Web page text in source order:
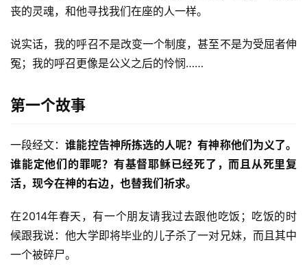
丧的灵魂，和他寻找我们在座的人一样。
说实话，我的呼召不是改变一个制度，甚至不是为受屈者伸
冤；我的呼召更像是公义之后的怜悯……
第一个故事
一段经文：谁能控告神所拣选的人呢？有神称他们为义了。
谁能定他们的罪呢？有基督耶稣已经死了，而且从死里复
活，现今在神的右边，也替我们祈求。
在2014年春天，有一个朋友请我过去跟他吃饭；吃饭的时
候跟我说：他大学即将毕业的儿子杀了一对兄妹，而且其中
一个被碎尸。